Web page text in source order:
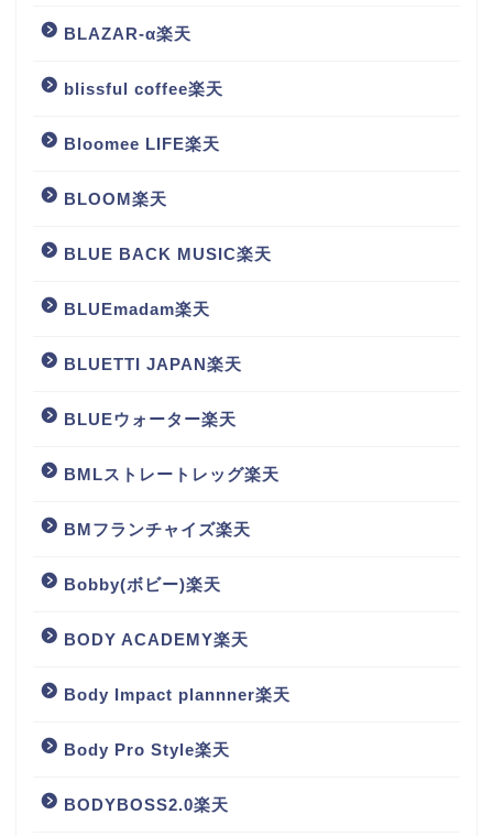
BLAZAR-α楽天
blissful coffee楽天
Bloomee LIFE楽天
BLOOM楽天
BLUE BACK MUSIC楽天
BLUEmadam楽天
BLUETTI JAPAN楽天
BLUEウォーター楽天
BMLストレートレッグ楽天
BMフランチャイズ楽天
Bobby(ボビー)楽天
BODY ACADEMY楽天
Body Impact plannner楽天
Body Pro Style楽天
BODYBOSS2.0楽天